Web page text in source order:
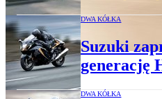
DWA KÓŁKA
Suzuki
generację
DWA KÓŁKA